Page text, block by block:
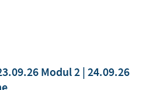
Modul 2 | 24.09.26